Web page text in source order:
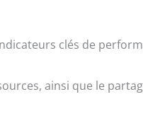
clés de
ainsi que le